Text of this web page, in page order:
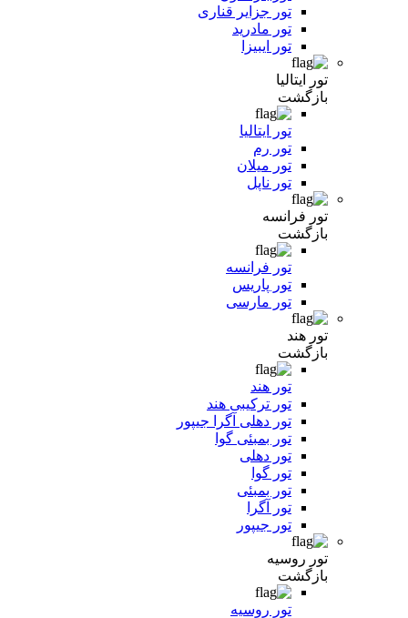
تور جزایر قناری
تور مادرید
تور ایبیزا
تور ایتالیا
بازگشت
تور ایتالیا
تور رم
تور میلان
تور ناپل
تور فرانسه
بازگشت
تور فرانسه
تور پاریس
تور مارسی
تور هند
بازگشت
تور هند
تور ترکیبی هند
تور دهلی آگرا جیپور
تور بمبئی گوا
تور دهلی
تور گوا
تور بمبئی
تور آگرا
تور جیپور
تور روسیه
بازگشت
تور روسیه